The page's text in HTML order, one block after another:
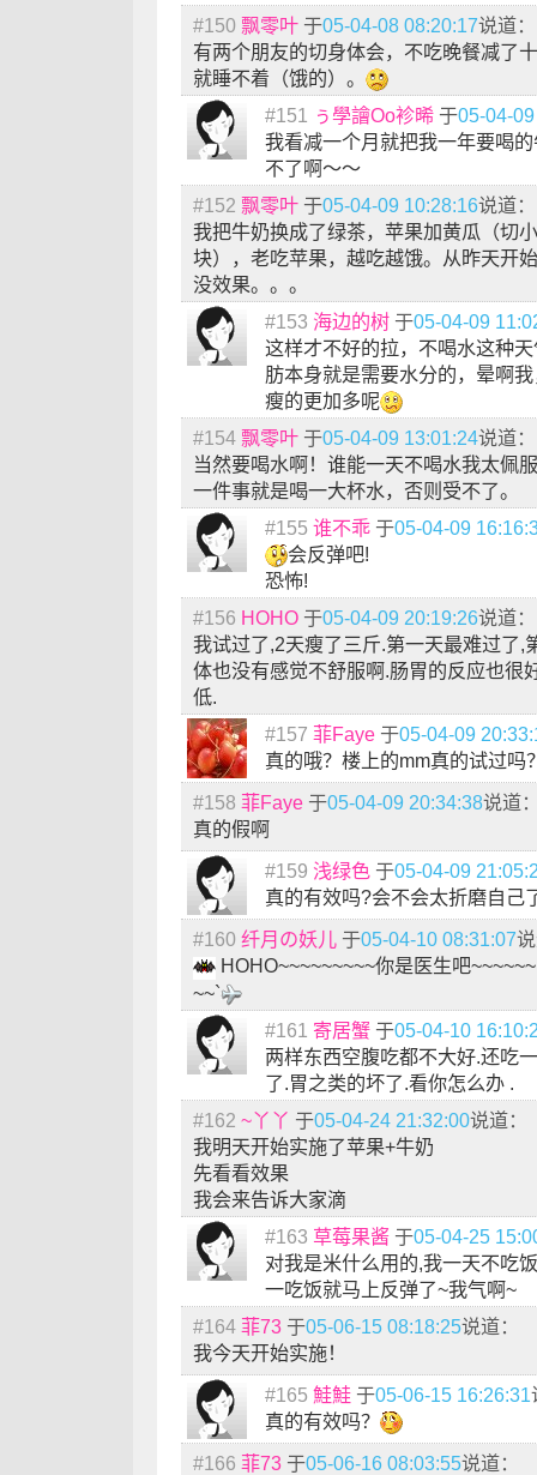
#150 飘零叶 于05-04-08 08:20:17说道：
有两个朋友的切身体会，不吃晚餐减了
就睡不着（饿的）。
#151
ぅ學譮Oo袗晞 于05-04-
我看减一个月就把我一年要喝
不了啊～～
#152 飘零叶 于05-04-09 10:28:16说道：
我把牛奶换成了绿茶，苹果加黄瓜（切
块），老吃苹果，越吃越饿。从昨天开
没效果。。。
#153 海边的树 于05-04-09
这样才不好的拉，不喝水这种
肪本身就是需要水分的，晕啊
瘦的更加多呢
#154 飘零叶 于05-04-09 13:01:24说道：
当然要喝水啊！谁能一天不喝水我太佩
一件事就是喝一大杯水，否则受不了。
#155 谁不乖 于05-04-09
会反弹吧!
恐怖!
#156 HOHO 于05-04-09 20:19:26说道：
我试过了,2天瘦了三斤.第一天最难过了,
体也没有感觉不舒服啊.肠胃的反应也很
低.
#157 菲Faye 于05-04-09
真的哦？楼上的mm真的试过吗
#158 菲Faye 于05-04-09 20:34:38说道
真的假啊
#159 浅绿色 于05-04-09
真的有效吗?会不会太折磨自己
#160 纤月の妖儿 于05-04-10 08:31:07
HOHO~~~~~~~~~你是医生吧
~~`
#161 寄居蟹 于05-04-10
两样东西空腹吃都不大好.还吃
了.胃之类的坏了.看你怎么办 .
#162 ~丫丫 于05-04-24 21:32:00说道：
我明天开始实施了苹果+牛奶
先看看效果
我会来告诉大家滴
#163 草莓果酱 于05-04-25
对我是米什么用的,我一天不吃
一吃饭就马上反弹了~我气啊~
#164 菲73 于05-06-15 08:18:25说道：
我今天开始实施！
#165 鮭鮭 于05-06-15 16:26:31
真的有效吗？
#166 菲73 于05-06-16 08:03:55说道：